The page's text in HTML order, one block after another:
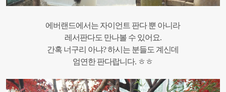
에버랜드에서는 자이언트 판다 뿐 아니라
레서판다도 만나볼 수 있어요.
간혹 너구리 아냐? 하시는 분들도 계신데
엄연한 판다랍니다. ㅎㅎ